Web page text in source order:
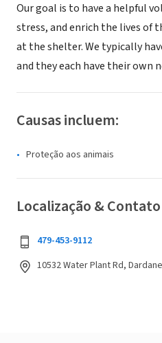
Our goal is to have a helpful
stress, and enrich the lives of
at the shelter. We typically
and they each have their own
Causas incluem:
Proteção aos animais
Localização & Contato
479-453-9112
10532 Water Plant Rd,